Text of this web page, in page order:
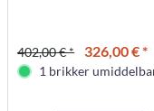
402,00 € * 326,00 € *
1 brikker